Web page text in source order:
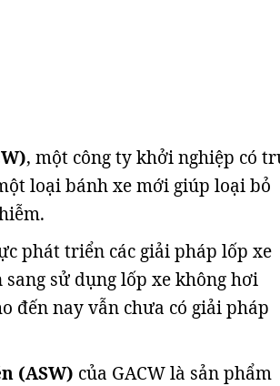
, một công ty khởi nghiệp có
loại bánh xe mới giúp loại bỏ
phát triển các giải pháp lốp xe
sử dụng lốp xe không hơi
đến nay vẫn chưa có giải pháp
(ASW) của GACW là sản phẩm